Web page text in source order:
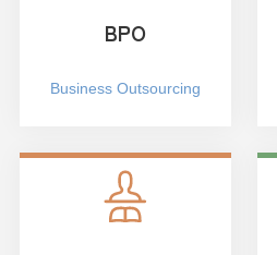
BPO
Business Outsourcing